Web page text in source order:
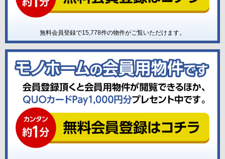
無料会員登録で15,778件の物件がご覧いただけます。